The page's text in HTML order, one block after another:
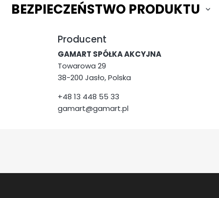
BEZPIECZEŃSTWO PRODUKTU
Producent
GAMART SPÓŁKA AKCYJNA
Towarowa 29
38-200 Jasło, Polska
+48 13 448 55 33
gamart@gamart.pl